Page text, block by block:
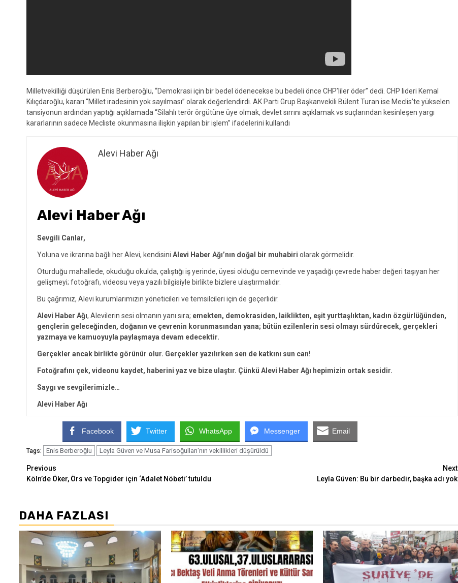
Milletvekilliği düşürülen Enis Berberoğlu, “Demokrasi için bir bedel ödenecekse bu bedeli önce CHP’liler öder” dedi. CHP lideri Kemal
Kılıçdaroğlu, kararı “Millet iradesinin yok sayılması” olarak değerlendirdi. AK Parti Grup Başkanvekili Bülent Turan ise Meclis’te yükselen
tansiyonun ardından yaptığı açıklamada “Silahlı terör örgütüne üye olmak, devlet sırrını açıklamak vs suçlarından kesinleşen yargı
kararlarının sadece Mecliste okunmasına ilişkin yapılan bir işlem” ifadelerini kullandı
Alevi Haber Ağı
Alevi Haber Ağı
Sevgili Canlar,
Yoluna ve ikrarına bağlı her Alevi, kendisini Alevi Haber Ağı’nın doğal bir muhabiri olarak görmelidir.
Oturduğu mahallede, okuduğu okulda, çalıştığı iş yerinde, üyesi olduğu cemevinde ve yaşadığı çevrede haber değeri taşıyan her
gelişmeyi; fotoğrafı, videosu veya yazılı bilgisiyle birlikte bizlere ulaştırmalıdır.
Bu çağrımız, Alevi kurumlarımızın yöneticileri ve temsilcileri için de geçerlidir.
Alevi Haber Ağı, Alevilerin sesi olmanın yanı sıra; emekten, demokrasiden, laiklikten, eşit yurttaşlıktan, kadın özgürlüğünden,
gençlerin geleceğinden, doğanın ve çevrenin korunmasından yana; bütün ezilenlerin sesi olmayı sürdürecek, gerçekleri
yazmaya ve kamuoyuyla paylaşmaya devam edecektir.
Gerçekler ancak birlikte görünür olur. Gerçekler yazılırken sen de katkını sun can!
Fotoğrafını çek, videonu kaydet, haberini yaz ve bize ulaştır. Çünkü Alevi Haber Ağı hepimizin ortak sesidir.
Saygı ve sevgilerimizle…
Alevi Haber Ağı
Facebook Twitter WhatsApp Messenger Email
Tags: Enis Berberoğlu Leyla Güven ve Musa Farisoğulları'nın vekillikleri düşürüldü
Continue
Reading
Previous
Köln’de Öker, Örs ve Topgider için ‘Adalet Nöbeti’ tutuldu
Next
Leyla Güven: Bu bir darbedir, başka adı yok
DAHA FAZLASI